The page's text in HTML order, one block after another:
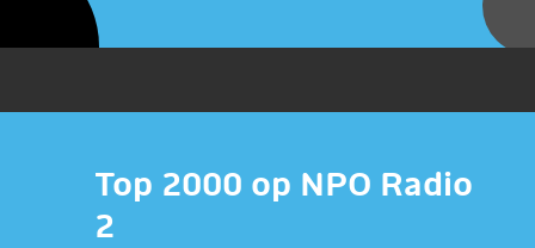
Top 2000 op NPO Radio
2